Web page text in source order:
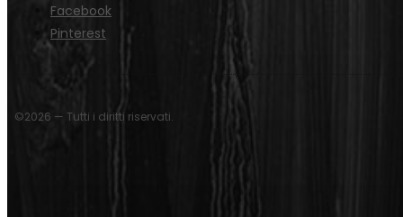
Facebook
Pinterest
©2026 — Tutti i diritti riservati.